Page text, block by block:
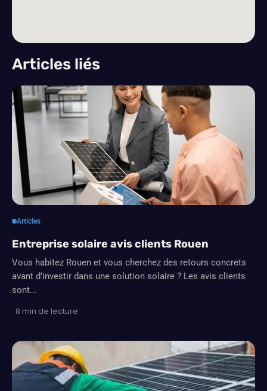
Articles liés
Articles
Entreprise solaire avis clients Rouen
Vous habitez Rouen et vous cherchez des retours concrets
avant d’investir dans une solution solaire ? Les avis clients
sont...
· 8 min de lecture